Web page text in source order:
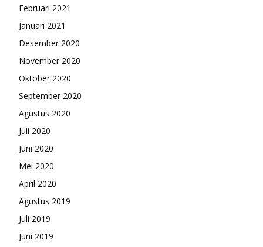
Februari 2021
Januari 2021
Desember 2020
November 2020
Oktober 2020
September 2020
Agustus 2020
Juli 2020
Juni 2020
Mei 2020
April 2020
Agustus 2019
Juli 2019
Juni 2019